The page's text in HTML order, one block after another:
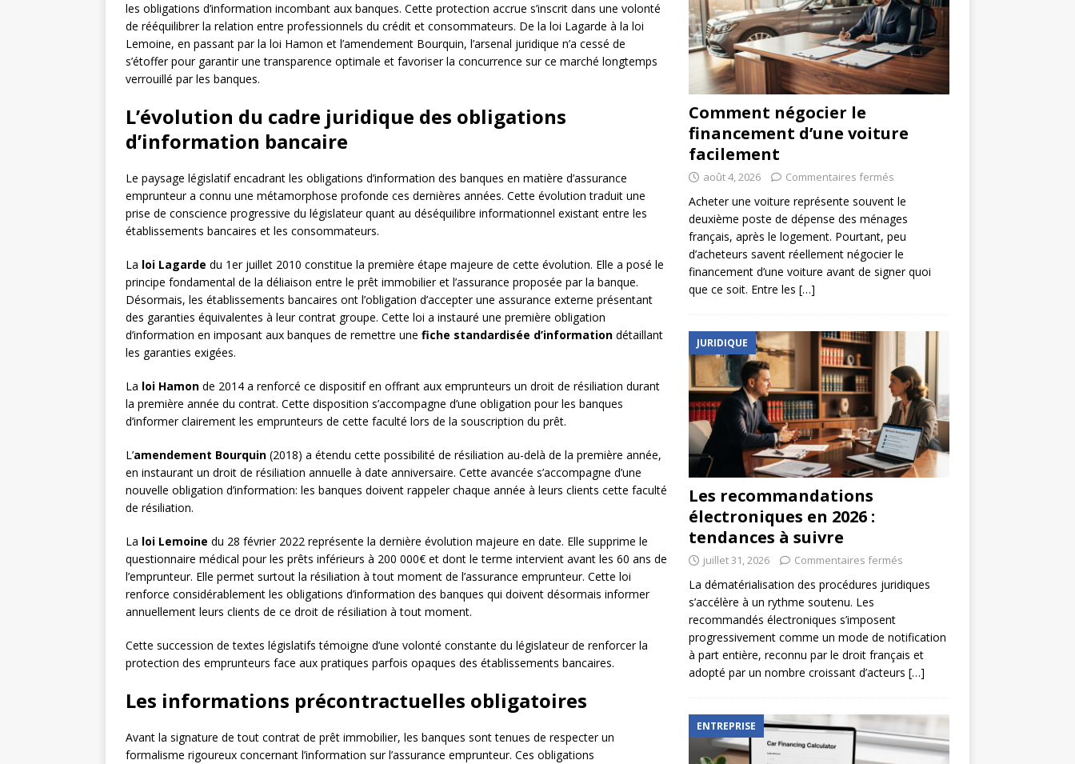
les obligations d’information incombant aux banques. Cette protection accrue s’inscrit dans une volonté
de rééquilibrer la relation entre professionnels du crédit et consommateurs. De la loi Lagarde à la loi
Lemoine, en passant par la loi Hamon et l’amendement Bourquin, l’arsenal juridique n’a cessé de
s’étoffer pour garantir une transparence optimale et favoriser la concurrence sur ce marché longtemps
verrouillé par les banques.
L’évolution du cadre juridique des obligations
d’information bancaire
Le paysage législatif encadrant les obligations d’information des banques en matière d’assurance
emprunteur a connu une métamorphose profonde ces dernières années. Cette évolution traduit une
prise de conscience progressive du législateur quant au déséquilibre informationnel existant entre les
établissements bancaires et les consommateurs.
La loi Lagarde du 1er juillet 2010 constitue la première étape majeure de cette évolution. Elle a posé le
principe fondamental de la déliaison entre le prêt immobilier et l’assurance proposée par la banque.
Désormais, les établissements bancaires ont l’obligation d’accepter une assurance externe présentant
des garanties équivalentes à leur contrat groupe. Cette loi a instauré une première obligation
d’information en imposant aux banques de remettre une fiche standardisée d’information détaillant
les garanties exigées.
La loi Hamon de 2014 a renforcé ce dispositif en offrant aux emprunteurs un droit de résiliation durant
la première année du contrat. Cette disposition s’accompagne d’une obligation pour les banques
d’informer clairement les emprunteurs de cette faculté lors de la souscription du prêt.
L’amendement Bourquin (2018) a étendu cette possibilité de résiliation au-delà de la première année,
en instaurant un droit de résiliation annuelle à date anniversaire. Cette avancée s’accompagne d’une
nouvelle obligation d’information: les banques doivent rappeler chaque année à leurs clients cette faculté
de résiliation.
La loi Lemoine du 28 février 2022 représente la dernière évolution majeure en date. Elle supprime le
questionnaire médical pour les prêts inférieurs à 200 000€ et dont le terme intervient avant les 60 ans de
l’emprunteur. Elle permet surtout la résiliation à tout moment de l’assurance emprunteur. Cette loi
renforce considérablement les obligations d’information des banques qui doivent désormais informer
annuellement leurs clients de ce droit de résiliation à tout moment.
Cette succession de textes législatifs témoigne d’une volonté constante du législateur de renforcer la
protection des emprunteurs face aux pratiques parfois opaques des établissements bancaires.
Les informations précontractuelles obligatoires
Avant la signature de tout contrat de prêt immobilier, les banques sont tenues de respecter un
formalisme rigoureux concernant l’information sur l’assurance emprunteur. Ces obligations
Comment négocier le
financement d’une voiture
facilement
août 4, 2026 Commentaires fermés
Acheter une voiture représente souvent le
deuxième poste de dépense des ménages
français, après le logement. Pourtant, peu
d’acheteurs savent réellement négocier le
financement d’une voiture avant de signer quoi
que ce soit. Entre les […]
JURIDIQUE
Les recommandations
électroniques en 2026 :
tendances à suivre
juillet 31, 2026 Commentaires fermés
La dématérialisation des procédures juridiques
s’accélère à un rythme soutenu. Les
recommandés électroniques s’imposent
progressivement comme un mode de notification
à part entière, reconnu par le droit français et
adopté par un nombre croissant d’acteurs […]
ENTREPRISE